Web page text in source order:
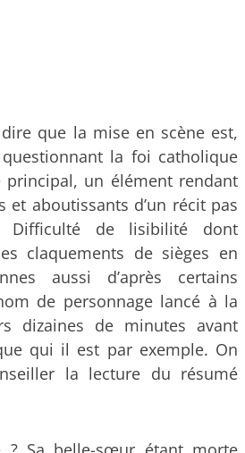
que la mise en scène est,
la foi catholique
principal, un élément rendant
et aboutissants d’un récit pas
Difficulté de lisibilité dont
claquements de sièges en
aussi d’après certains
de personnage lancé à la
dizaines de minutes avant
qui il est par exemple. On
la lecture du résumé